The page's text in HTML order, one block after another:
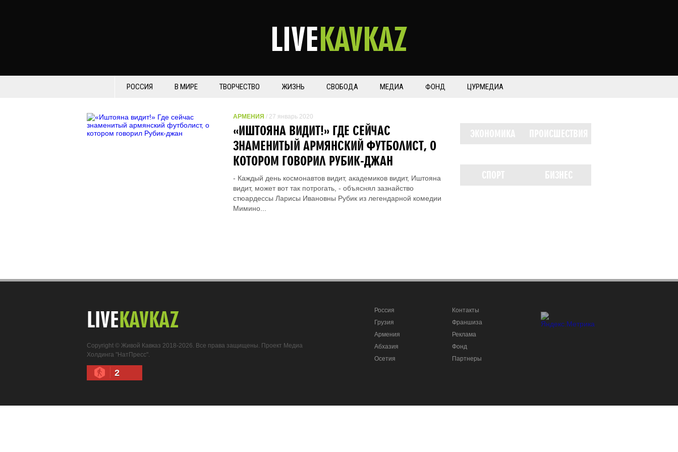
LIVEKAVKAZ
РОССИЯ В МИРЕ ТВОРЧЕСТВО ЖИЗНЬ СВОБОДА МЕДИА ФОНД ЦУРМЕДИА
АРМЕНИЯ / 27 январь 2020
«ИШТОЯНА ВИДИТ!» ГДЕ СЕЙЧАС
ЗНАМЕНИТЫЙ АРМЯНСКИЙ ФУТБОЛИСТ, О
КОТОРОМ ГОВОРИЛ РУБИК-ДЖАН
- Каждый день космонавтов видит, академиков видит, Иштояна
видит, может вот так потрогать, - объяснял зазнайство
стюардессы Ларисы Ивановны Рубик из легендарной комедии
Мимино...
LIVEKAVKAZ
Copyright © Живой Кавказ 2018-2026. Все права защищены. Проект Медиа
Холдинга "НатПресс".
2
Россия
Грузия
Армения
Абхазия
Осетия
Контакты
Франшиза
Реклама
Фонд
Партнеры